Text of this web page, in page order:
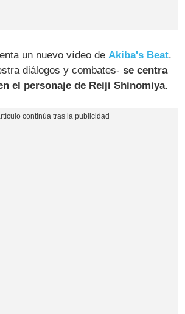
un nuevo vídeo deAkiba's Beat.
diálogos y combates-se centra
el personaje de Reiji Shinomiya.